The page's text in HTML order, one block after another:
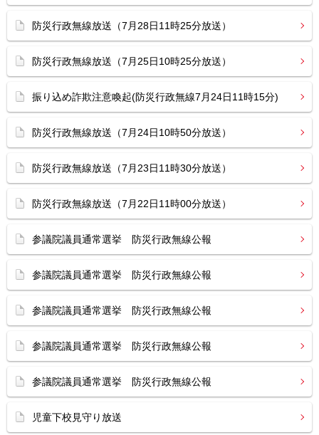
防災行政無線放送（7月28日11時25分放送）
防災行政無線放送（7月25日10時25分放送）
振り込め詐欺注意喚起(防災行政無線7月24日11時15分)
防災行政無線放送（7月24日10時50分放送）
防災行政無線放送（7月23日11時30分放送）
防災行政無線放送（7月22日11時00分放送）
参議院議員通常選挙 防災行政無線公報
参議院議員通常選挙 防災行政無線公報
参議院議員通常選挙 防災行政無線公報
参議院議員通常選挙 防災行政無線公報
参議院議員通常選挙 防災行政無線公報
児童下校見守り放送